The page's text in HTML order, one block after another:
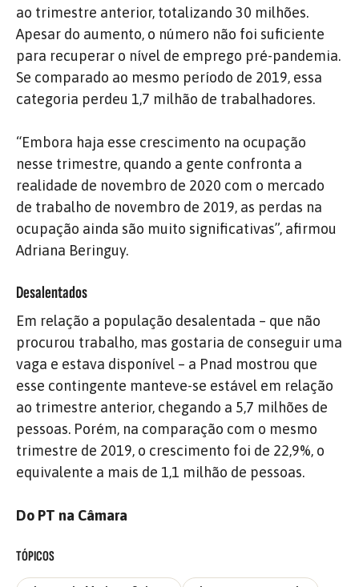
ao trimestre anterior, totalizando 30 milhões.
Apesar do aumento, o número não foi suficiente
para recuperar o nível de emprego pré-pandemia.
Se comparado ao mesmo período de 2019, essa
categoria perdeu 1,7 milhão de trabalhadores.
“Embora haja esse crescimento na ocupação
nesse trimestre, quando a gente confronta a
realidade de novembro de 2020 com o mercado
de trabalho de novembro de 2019, as perdas na
ocupação ainda são muito significativas”, afirmou
Adriana Beringuy.
Desalentados
Em relação a população desalentada – que não
procurou trabalho, mas gostaria de conseguir uma
vaga e estava disponível – a Pnad mostrou que
esse contingente manteve-se estável em relação
ao trimestre anterior, chegando a 5,7 milhões de
pessoas. Porém, na comparação com o mesmo
trimestre de 2019, o crescimento foi de 22,9%, o
equivalente a mais de 1,1 milhão de pessoas.
Do PT na Câmara
TÓPICOS